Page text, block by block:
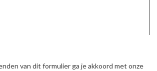
van dit formulier ga je akkoord met onze